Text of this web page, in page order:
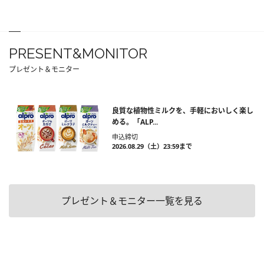
PRESENT&MONITOR
プレゼント＆モニター
良質な植物性ミルクを、手軽においしく楽し
める。「ALP...
申込締切
2026.08.29（土）23:59まで
プレゼント＆モニター一覧を見る